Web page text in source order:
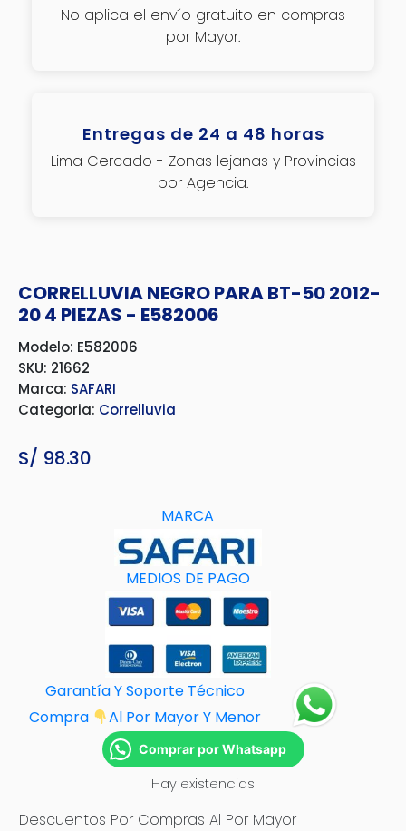
No aplica el envío gratuito en compras
por Mayor.
Entregas de 24 a 48 horas
Lima Cercado - Zonas lejanas y Provincias
por Agencia.
CORRELLUVIA NEGRO PARA BT-50 2012-
20 4 PIEZAS - E582006
Modelo: E582006
SKU: 21662
Marca: SAFARI
Categoria: Correlluvia
S/ 98.30
MARCA
MEDIOS DE PAGO
Garantía Y Soporte Técnico
Compra
Al Por Mayor Y Menor
Comprar por Whatsapp
Hay existencias
Descuentos Por Compras Al Por Mayor